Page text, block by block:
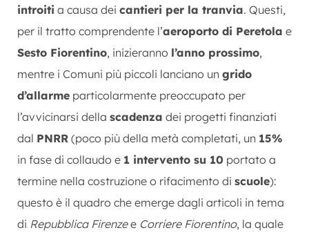
introiti a causa dei cantieri per la tranvia. Questi,
per il tratto comprendente l’aeroporto di Peretola e
Sesto Fiorentino, inizieranno l’anno prossimo,
mentre i Comuni più piccoli lanciano un grido
d’allarme particolarmente preoccupato per
l’avvicinarsi della scadenza dei progetti finanziati
dal PNRR (poco più della metà completati, un 15%
in fase di collaudo e 1 intervento su 10 portato a
termine nella costruzione o rifacimento di scuole):
questo è il quadro che emerge dagli articoli in tema
di Repubblica Firenzee Corriere Fiorentino, la quale